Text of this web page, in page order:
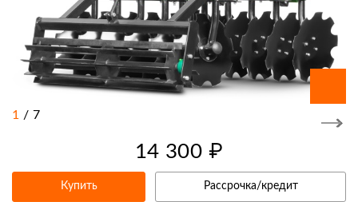
1 / 7
14 300 ₽
Купить Рассрочка/кредит